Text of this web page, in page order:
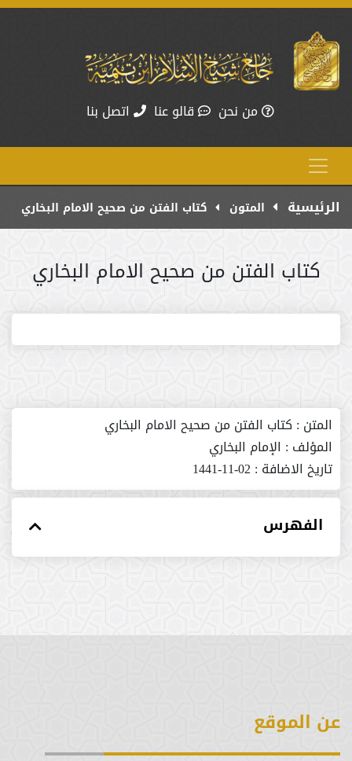
من نحن قالو عنا اتصل بنا
الرئيسية المتون كتاب الفتن من صحيح الامام البخاري
كتاب الفتن من صحيح الامام البخاري
المتن : كتاب الفتن من صحيح الامام البخاري
المؤلف : الإمام البخاري
تاريخ الاضافة :02-11-1441
الفهرس
عن الموقع